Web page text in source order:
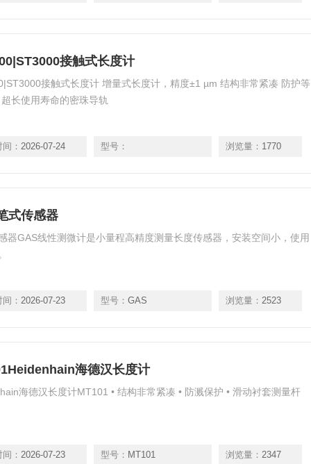
接触式长度计
接触式长度计 增量式长度计，精度±1 µm 结构非常紧凑 防护等
长使用寿命的密珠导轨
： 2026-07-24 型号： 浏览量： 1770
式传感器
器GAS线性测微计是小量程高精度测量长度传感器，安装空间小，使用
： 2026-07-23 型号： GAS 浏览量： 2523
海德汉长度计
海德汉长度计MT101 • 结构非常紧凑 • 防溅保护 • 滑动衬套测量杆
： 2026-07-23 型号： MT101 浏览量： 2347